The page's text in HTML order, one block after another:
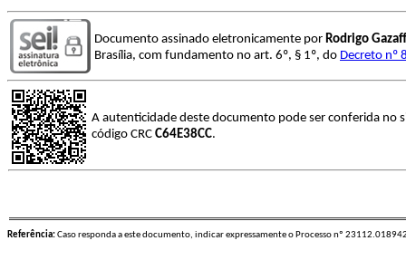
Documento assinado eletronicamente por Rodrigo
Brasília, com fundamento no art. 6º, § 1º, do Decreto nº
A autenticidade deste documento pode ser conferida no
código CRC C64E38CC.
Referência:Caso responda a este documento, indicar expressamente o Processo nº